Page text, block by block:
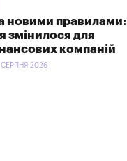
новими правилами:
змінилося для
компаній
2026